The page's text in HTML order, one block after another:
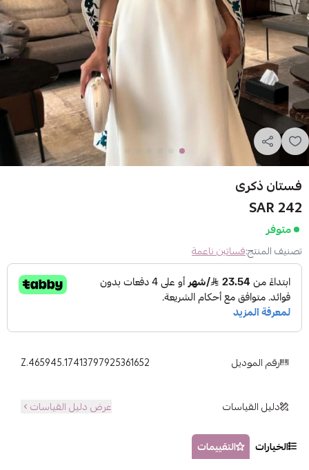
فستان ذكرى
242 SAR
متوفر
تصنيف المنتج:فساتين ناعمة
رقم الموديل Z.465945.17413797925361652
دليل القياسات عرض دليل القياسات
الخيارات
التقييمات